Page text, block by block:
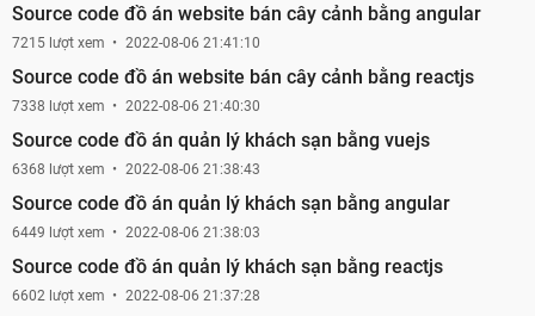
Source code đồ án website bán cây cảnh bằng angular
7215 lượt xem 2022-08-06 21:41:10
Source code đồ án website bán cây cảnh bằng reactjs
7338 lượt xem 2022-08-06 21:40:30
Source code đồ án quản lý khách sạn bằng vuejs
6368 lượt xem 2022-08-06 21:38:43
Source code đồ án quản lý khách sạn bằng angular
6449 lượt xem 2022-08-06 21:38:03
Source code đồ án quản lý khách sạn bằng reactjs
6602 lượt xem 2022-08-06 21:37:28